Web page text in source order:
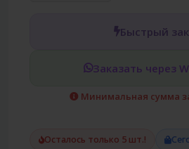
Быстрый
Заказать через
Минимальная сумма
Осталось только 5 шт.!